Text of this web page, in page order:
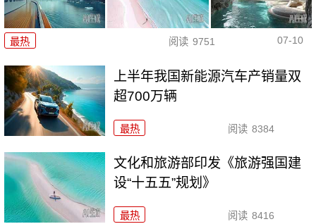
最热 阅读 9751 07-10
上半年我国新能源汽车产销量双
超700万辆
最热 阅读 8384
文化和旅游部印发《旅游强国建
设“十五五”规划》
最热 阅读 8416